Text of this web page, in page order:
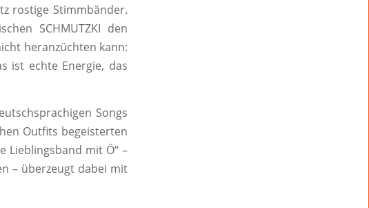
rostige Stimmbänder.
SCHMUTZKI den
heranzüchten kann:
ist echte Energie, das
Songs
Outfits begeisterten
Lieblingsband mit Ö“ –
– überzeugt dabei mit